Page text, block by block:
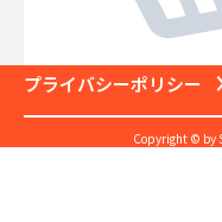
プライバシーポリシー
Copyright © by